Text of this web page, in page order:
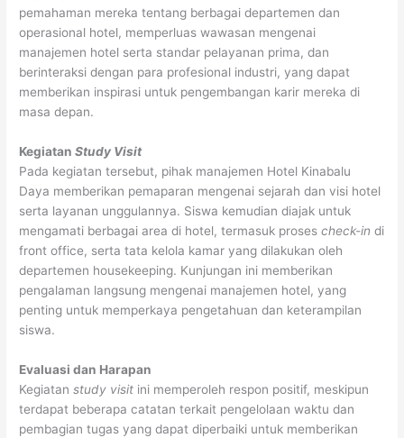
pemahaman mereka tentang berbagai departemen dan
operasional hotel, memperluas wawasan mengenai
manajemen hotel serta standar pelayanan prima, dan
berinteraksi dengan para profesional industri, yang dapat
memberikan inspirasi untuk pengembangan karir mereka di
masa depan.
KegiatanStudy Visit
Pada kegiatan tersebut, pihak manajemen Hotel Kinabalu
Daya memberikan pemaparan mengenai sejarah dan visi hotel
serta layanan unggulannya. Siswa kemudian diajak untuk
mengamati berbagai area di hotel, termasuk prosescheck-in di
front office, serta tata kelola kamar yang dilakukan oleh
departemen housekeeping. Kunjungan ini memberikan
pengalaman langsung mengenai manajemen hotel, yang
penting untuk memperkaya pengetahuan dan keterampilan
siswa.
Evaluasi dan Harapan
Kegiatanstudy visit ini memperoleh respon positif, meskipun
terdapat beberapa catatan terkait pengelolaan waktu dan
pembagian tugas yang dapat diperbaiki untuk memberikan